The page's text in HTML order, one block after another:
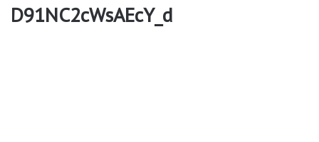
D91NC2cWsAEcY_d